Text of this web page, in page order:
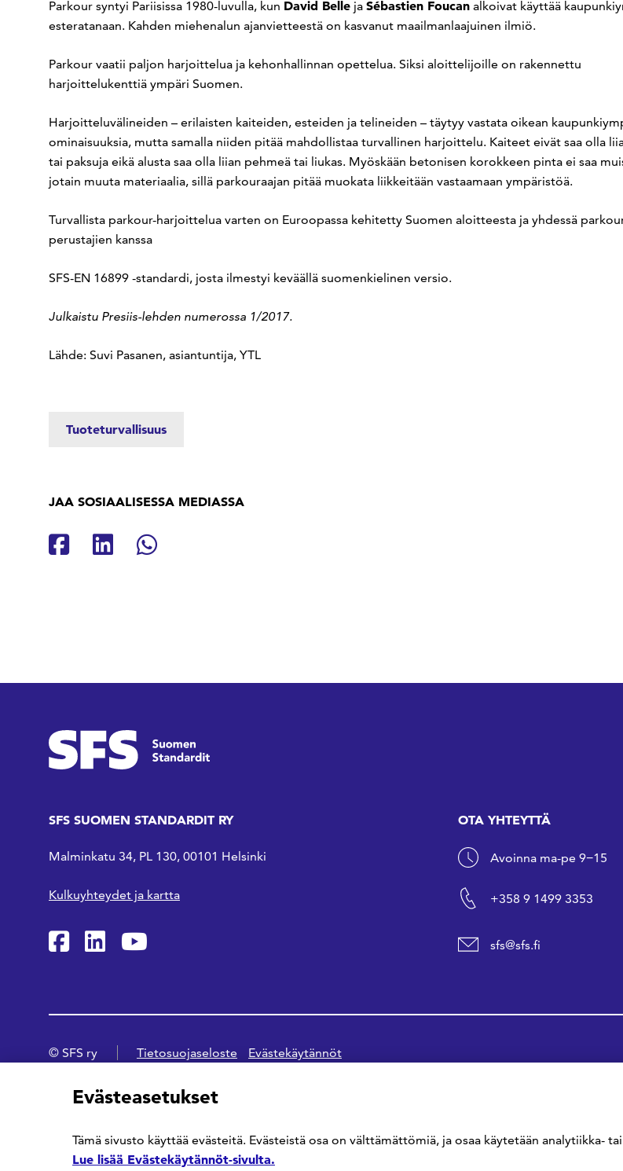
Parkour syntyi Pariisissa 1980-luvulla, kun David Belle ja Sébastien Foucan alkoivat käyttää
esteratanaan. Kahden miehenalun ajanvietteestä on kasvanut maailmanlaajuinen ilmiö.
Parkour vaatii paljon harjoittelua ja kehonhallinnan opettelua. Siksi aloittelijoille on rakennettu
harjoittelukenttiä ympäri Suomen.
Harjoitteluvälineiden – erilaisten kaiteiden, esteiden ja telineiden – täytyy vastata oikean
ominaisuuksia, mutta samalla niiden pitää mahdollistaa turvallinen harjoittelu. Kaiteet eivät saa olla
tai paksuja eikä alusta saa olla liian pehmeä tai liukas. Myöskään betonisen korokkeen pinta ei saa
jotain muuta materiaalia, sillä parkouraajan pitää muokata liikkeitään vastaamaan ympäristöä.
Turvallista parkour-harjoittelua varten on Euroopassa kehitetty Suomen aloitteesta ja yhdessä
perustajien kanssa
SFS-EN 16899 -standardi, josta ilmestyi keväällä suomenkielinen versio.
Julkaistu Presiis-lehden numerossa 1/2017.
Lähde: Suvi Pasanen, asiantuntija, YTL
Tuoteturvallisuus
JAA SOSIAALISESSA MEDIASSA
Jaa Facebookissa
Jaa Linkedinissä
Jaa Whatsappissa
SFS SUOMEN STANDARDIT RY
Malminkatu 34, PL 130, 00101 Helsinki
Kulkuyhteydet ja kartta
SFS Facebookissa
SFS Linkedinissä
SFS Youtubessa
OTA YHTEYTTÄ
Avoinna ma-pe 9−15
+358 9 1499 3353
sfs@sfs.fi
© SFS ry Tietosuojaseloste Evästekäytännöt
Evästeasetukset
Tämä sivusto käyttää evästeitä. Evästeistä osa on välttämättömiä, ja osaa käytetään analytiikka-
Lue lisää Evästekäytännöt-sivulta.